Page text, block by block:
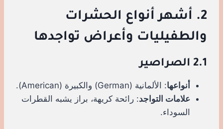
2. أشهر أنواع الحشرات
والطفيليات وأعراض تواجدها
2.1 الصراصير
أنواعها: الألمانية (German) والكبيرة (American).
علامات التواجد: رائحة كريهة، براز يشبه القطرات
السوداء.